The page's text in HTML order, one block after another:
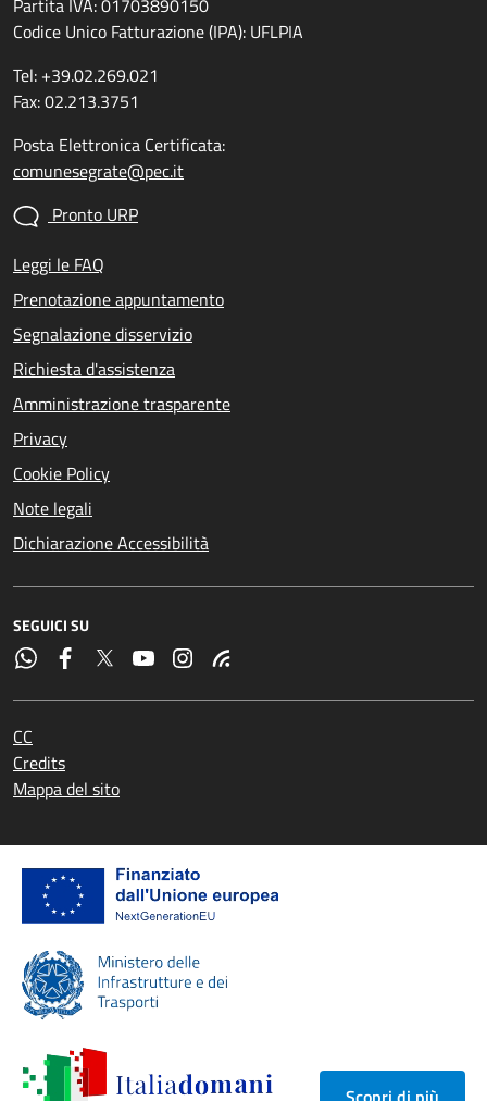
Codice Unico Fatturazione (IPA): UFLPIA
Tel: +39.02.269.021
Fax: 02.213.3751
Posta Elettronica Certificata:
comunesegrate@pec.it
Pronto URP
Leggi le FAQ
Prenotazione appuntamento
Segnalazione disservizio
Richiesta d'assistenza
Amministrazione trasparente
Privacy
Cookie Policy
Note legali
Dichiarazione Accessibilità
SEGUICI SU
CC
Credits
Mappa del sito